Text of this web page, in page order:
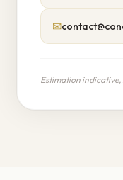
✉
Estimation indicative,